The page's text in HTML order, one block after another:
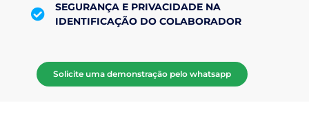
SEGURANÇA E PRIVACIDADE NA
IDENTIFICAÇÃO DO COLABORADOR
Solicite uma demonstração pelo whatsapp